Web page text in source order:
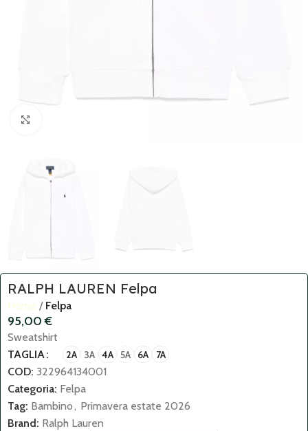
RALPH LAUREN Felpa
Home Felpa
95,00€
Sweatshirt
TAGLIA
2A 3A 4A 5A 6A 7A
COD: 322964134001
Categoria: Felpa
Tag: Bambino, Primavera estate 2026
Brand: Ralph Lauren